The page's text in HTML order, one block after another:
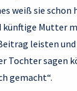
weiß sie schon
Mutter
leisten
Tochter sagen
gemacht“.